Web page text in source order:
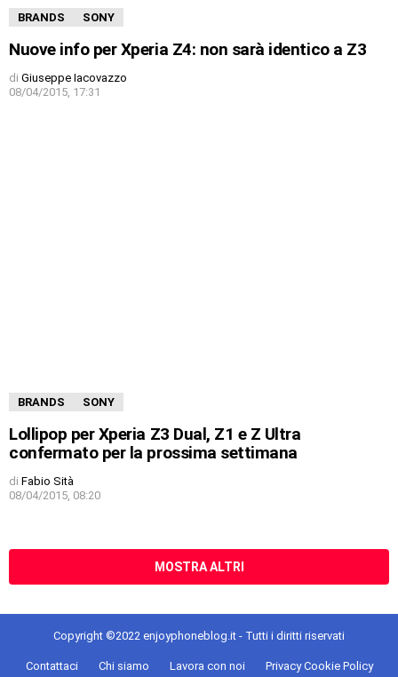
BRANDS SONY
Nuove info per Xperia Z4: non sarà identico a Z3
di Giuseppe Iacovazzo
08/04/2015, 17:31
BRANDS SONY
Lollipop per Xperia Z3 Dual, Z1 e Z Ultra
confermato per la prossima settimana
di Fabio Sità
08/04/2015, 08:20
MOSTRA ALTRI
Copyright ©2022 enjoyphoneblog.it - Tutti i diritti riservati
Contattaci Chi siamo Lavora con noi Privacy Cookie Policy